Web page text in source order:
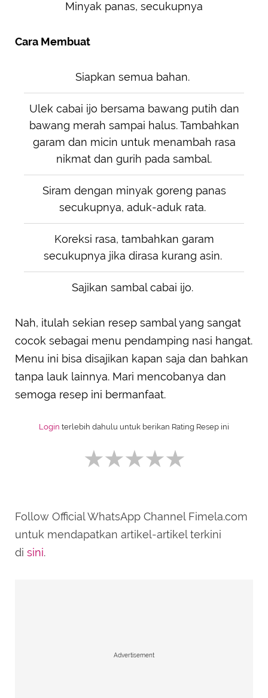
Minyak panas, secukupnya
Cara Membuat
Siapkan semua bahan.
Ulek cabai ijo bersama bawang putih dan
bawang merah sampai halus. Tambahkan
garam dan micin untuk menambah rasa
nikmat dan gurih pada sambal.
Siram dengan minyak goreng panas
secukupnya, aduk-aduk rata.
Koreksi rasa, tambahkan garam
secukupnya jika dirasa kurang asin.
Sajikan sambal cabai ijo.
Nah, itulah sekian resep sambal yang sangat
cocok sebagai menu pendamping nasi hangat.
Menu ini bisa disajikan kapan saja dan bahkan
tanpa lauk lainnya. Mari mencobanya dan
semoga resep ini bermanfaat.
Login terlebih dahulu untuk berikan Rating Resep ini
SUBMIT REVIEW
Follow Official WhatsApp Channel Fimela.com
untuk mendapatkan artikel-artikel terkini
di sini.
Advertisement